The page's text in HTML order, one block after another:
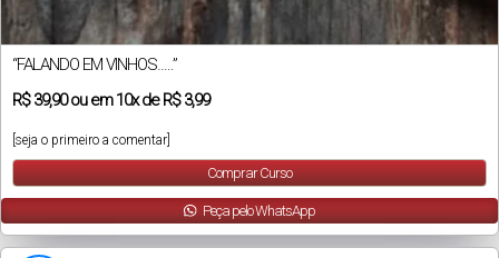
“FALANDO EM VINHOS…..”
R$39,90ou em10xde R$ 3,99
[seja o primeiro a comentar]
Comprar Curso
Peça pelo WhatsApp